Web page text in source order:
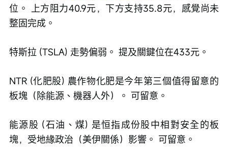
位。 上方阻力40.9元，下方支持35.8元，感覺尚未
整固完成。
特斯拉 (TSLA) 走勢偏弱。 提及關鍵位在433元。
NTR (化肥股) 農作物化肥是今年第三個值得留意的
板塊（除能源、機器人外）。 可留意。
能源股 (石油、煤) 是恒指成份股中相對安全的板
塊，受地緣政治（美伊關係）影響。 可留意。